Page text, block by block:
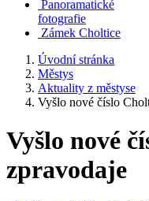
Panoramatické
fotografie
Zámek Choltice
Úvodní stránka
Městys
Aktuality z městyse
Vyšlo nové číslo
Vyšlo nové
zpravodaje